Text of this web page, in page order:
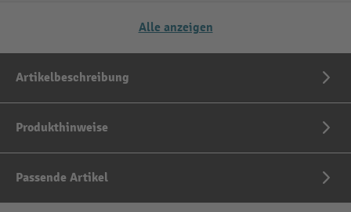
Alle anzeigen
Artikelbeschreibung
Produkthinweise
Passende Artikel